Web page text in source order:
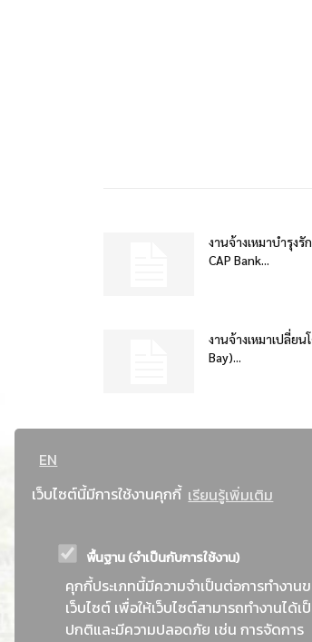
EN
เว็บไซต์นี้มีการใช้งานคุกกี้ เรียนรู้เพิ่มเติม
พื้นฐาน (จำเป็นกับการใช้งาน)
คุกกี้ประเภทนี้มีความจำเป็นต่อการทำงาน
เว็บไซต์ เพื่อให้เว็บไซต์สามารถทำงานได้เ
ปกติและมีความปลอดภัย เช่น การจัดการ
งานจ้างเหมาบำรุงรั
CAP Bank...
งานจ้างเหมาเปลี่ย
Bay)...
ที่อยู่ : 184 ถนนพระรามที่ 4 แขวงคล
กรุงเทพมหานคร 10110 ติดต่อประช
ประเทศไทย Call center โทร.
การยาสูบแห่งประเทศไทย พระนครศรี